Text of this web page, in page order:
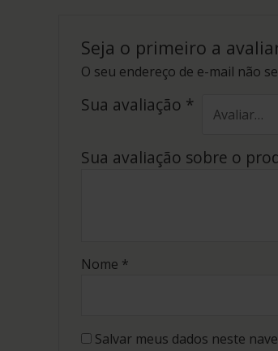
Seja o primeiro a
O seu endereço de e-mail não
Sua avaliação *
Sua avaliação sobre o
Nome *
Salvar meus dados neste